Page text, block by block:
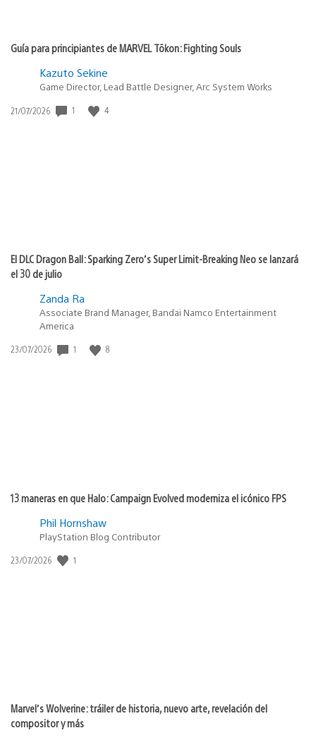
Guía para principiantes de MARVEL Tōkon: Fighting Souls
Kazuto Sekine
Game Director, Lead Battle Designer, Arc System Works
Fecha
21/07/2026 1 4
El DLC Dragon Ball: Sparking Zero’s Super Limit-Breaking Neo se lanzará
el 30 de julio
Zanda Ra
Associate Brand Manager, Bandai Namco Entertainment
America
Fecha
23/07/2026 1 8
13 maneras en que Halo: Campaign Evolved moderniza el icónico FPS
Phil Hornshaw
PlayStation Blog Contributor
Fecha
23/07/2026 1
Marvel’s Wolverine: tráiler de historia, nuevo arte, revelación del
compositor y más